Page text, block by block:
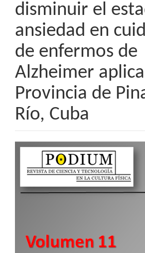
disminuir el
ansiedad en
de enfermos de
Alzheimer
Provincia de
Río, Cuba
Barra
lateral
del